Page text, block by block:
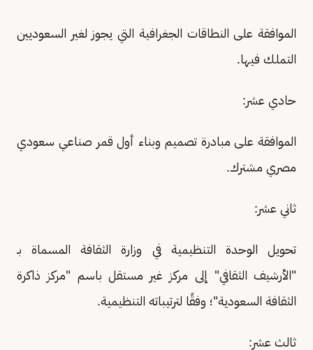
الموافقة على النطاقات الجغرافية التي يجوز لغير السعوديين
التملك فيها.
حادي عشر:
الموافقة على مبادرة تصميم وبناء أول قمر صناعي سعودي
مصري مشترك.
ثاني عشر:
تحويل الوحدة التنظيمية في وزارة الثقافة المسماة بـ
"الأرشيف الثقافي" إلى مركز غير مستقل باسم "مركز ذاكرة
الثقافة السعودية"؛ وفقًا لترتيباته التنظيمية.
ثالث عشر: